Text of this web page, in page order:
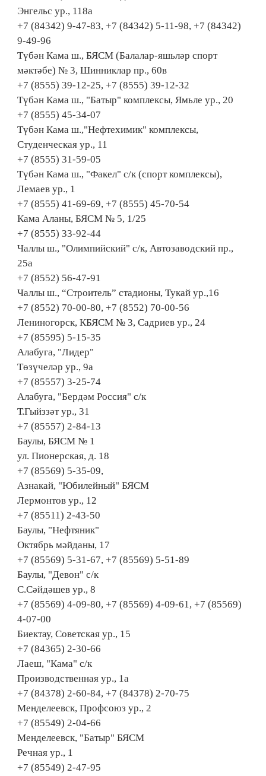
Энгельс ур., 118а
+7 (84342) 9-47-83, +7 (84342) 5-11-98, +7 (84342)
9-49-96
Түбән Кама ш., БЯСМ (Балалар-яшьләр спорт
мәктәбе) № 3, Шинниклар пр., 60в
+7 (8555) 39-12-25, +7 (8555) 39-12-32
Түбән Кама ш., "Батыр" комплексы, Ямьле ур., 20
+7 (8555) 45-34-07
Түбән Кама ш.,"Нефтехимик" комплексы,
Студенческая ур., 11
+7 (8555) 31-59-05
Түбән Кама ш., "Факел" с/к (спорт комплексы),
Лемаев ур., 1
+7 (8555) 41-69-69, +7 (8555) 45-70-54
Кама Аланы, БЯСМ № 5, 1/25
+7 (8555) 33-92-44
Чаллы ш., "Олимпийский" с/к, Автозаводский пр.,
25а
+7 (8552) 56-47-91
Чаллы ш., “Строитель” стадионы, Тукай ур.,16
+7 (8552) 70-00-80, +7 (8552) 70-00-56
Лениногорск, КБЯСМ № 3, Садриев ур., 24
+7 (85595) 5-15-35
Алабуга, "Лидер"
Төзүчеләр ур., 9а
+7 (85557) 3-25-74
Алабуга, "Бердәм Россия" с/к
Т.Гыйззәт ур., 31
+7 (85557) 2-84-13
Баулы, БЯСМ № 1
ул. Пионерская, д. 18
+7 (85569) 5-35-09,
Азнакай, "Юбилейный" БЯСМ
Лермонтов ур., 12
+7 (85511) 2-43-50
Баулы, "Нефтяник"
Октябрь мәйданы, 17
+7 (85569) 5-31-67, +7 (85569) 5-51-89
Баулы, "Девон" с/к
С.Сәйдәшев ур., 8
+7 (85569) 4-09-80, +7 (85569) 4-09-61, +7 (85569)
4-07-00
Биектау, Советская ур., 15
+7 (84365) 2-30-66
Лаеш, "Кама" с/к
Производственная ур., 1а
+7 (84378) 2-60-84, +7 (84378) 2-70-75
Менделеевск, Профсоюз ур., 2
+7 (85549) 2-04-66
Менделеевск, "Батыр" БЯСМ
Речная ур., 1
+7 (85549) 2-47-95